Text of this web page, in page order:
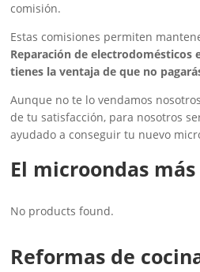
comisión.
Estas comisiones permiten
Reparación de electrodomésticos
tienes la ventaja de que no
Aunque no te lo vendamos
de tu satisfacción, para nosotros
ayudado a conseguir tu nuevo
El microondas
No products found.
Reformas de